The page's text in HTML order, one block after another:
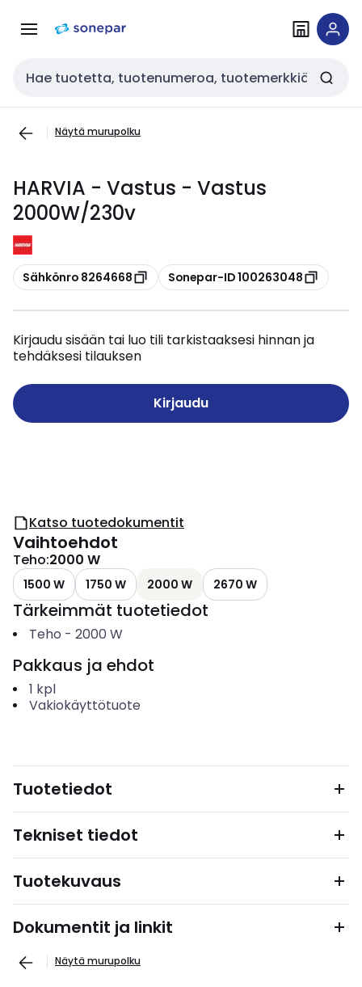
navigointiinsisältöön
Haku
Näytä murupolku
HARVIA - Vastus - Vastus
2000W/230v
Kopioi
Sähkönro 8264668 Kopioi
Sonepar-ID 100263048
Kirjaudu sisään tai luo tili tarkistaaksesi hinnan ja
tehdäksesi tilauksen
Kirjaudu
Katso tuotedokumentit
Vaihtoehdot
Teho:2000 W
1500 W 1750 W 2000 W 2670 W
Tärkeimmät tuotetiedot
Teho - 2000 W
Pakkaus ja ehdot
1 kpl
Vakiokäyttötuote
Tuotetiedot
Tekniset tiedot
Tuotekuvaus
Dokumentit ja linkit
Näytä murupolku